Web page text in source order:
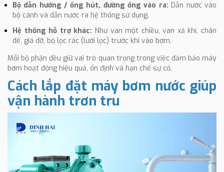
Bộ dẫn hướng / ống hút, đường ống vào ra: Dẫn nước vào
bộ cánh và dẫn nước ra hệ thống sử dụng.
Hệ thống hỗ trợ khác: Như van một chiều, van xả khí, chân
đế, giá đỡ, bộ lọc rác (lưới lọc) trước khi vào bơm.
Mỗi bộ phận đều giữ vai trò quan trọng trong việc đảm bảo máy
bơm hoạt động hiệu quả, ổn định và hạn chế sự cố.
Cách lắp đặt máy bơm nước giúp
vận hành trơn tru